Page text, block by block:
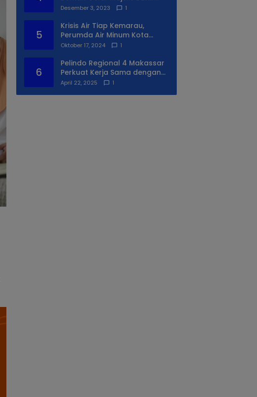
Syukuran Ke II
Desember 3, 2023 1
5
Krisis Air Tiap Kemarau,
Perumda Air Minum Kota
Makassar Beri Solusi Terbaik
Oktober 17, 2024 1
6
Pelindo Regional 4 Makassar
Perkuat Kerja Sama dengan
PIP Makassar Lewat Praktek
April 22, 2025 1